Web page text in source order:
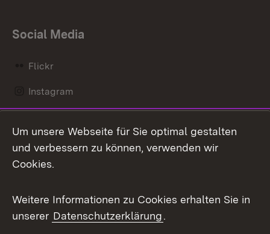
Social Media
Flickr
Instagram
Mastodon
Messenger
Social Wall
X / Twitter
Um unsere Webseite für Sie optimal gestalten
und verbessern zu können, verwenden wir
Cookies.
Weitere Informationen zu Cookies erhalten Sie in
unserer Datenschutzerklärung.